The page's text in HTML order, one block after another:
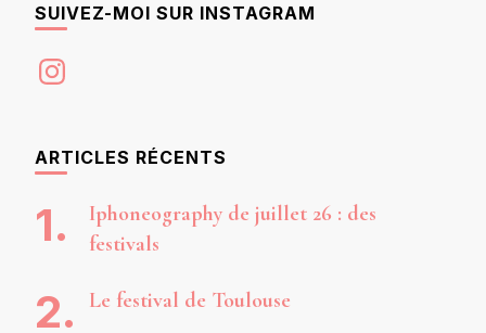
SUIVEZ-MOI SUR INSTAGRAM
Instagram
ARTICLES RÉCENTS
Iphoneography de juillet 26 : des
festivals
Le festival de Toulouse